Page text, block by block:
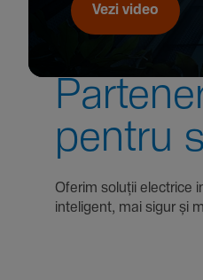
Vezi video
pentru
Oferim soluții
inte­li­gent, mai sigur și